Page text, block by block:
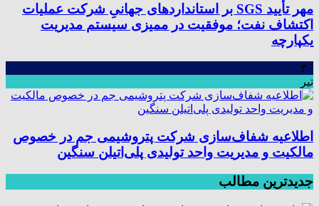
مهر تأیید SGS بر استانداردهای جهانیِ شرکت عملیات
اکتشاف نفت؛ موفقیت در ممیزی سیستم مدیریت
یکپارچه
۳۰
تیر
اطلاعیه شفاف‌سازی شرکت پتروشیمی جم در خصوص
مالکیت و مدیریت واحد تولیدی پلی‌اتیلن سنگین
جدیدترین مطالب